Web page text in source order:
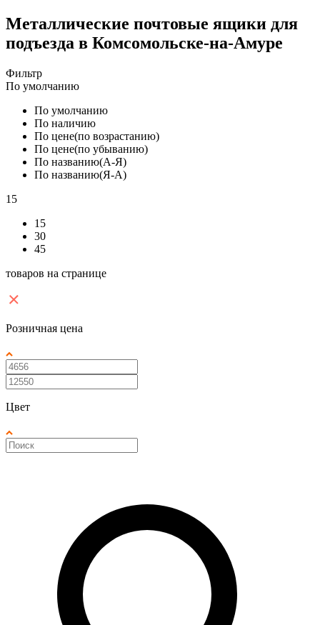
Металлические почтовые ящики для
подъезда в Комсомольске-на-Амуре
Фильтр
По умолчанию
По умолчанию
По наличию
По цене(по возрастанию)
По цене(по убыванию)
По названию(А-Я)
По названию(Я-А)
15
15
30
45
товаров на странице
Розничная цена
Цвет